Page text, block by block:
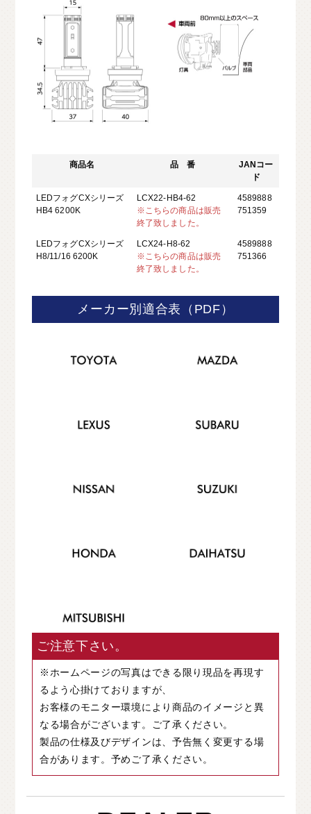
商品名 品 番
JANコー
ド
LEDフォグCXシリーズ
HB4 6200K
LCX22-HB4-62
※こちらの商品は販売
終了致しました。
4589888
751359
LEDフォグCXシリーズ
H8/11/16 6200K
LCX24-H8-62
※こちらの商品は販売
終了致しました。
4589888
751366
メーカー別適合表（PDF）
ご注意下さい。
※ホームページの写真はできる限り現品を再現す
るよう心掛けておりますが、
お客様のモニター環境により商品のイメージと異
なる場合がございます。ご了承ください。
製品の仕様及びデザインは、予告無く変更する場
合があります。予めご了承ください。